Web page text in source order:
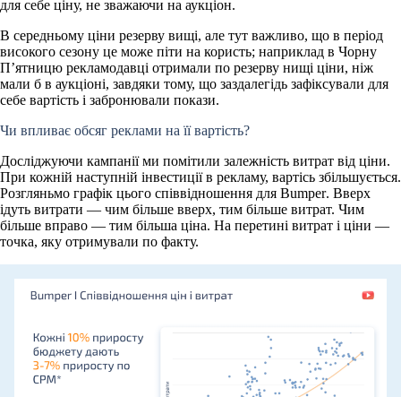
для себе ціну, не зважаючи на аукціон.
В середньому ціни резерву вищі, але тут важливо, що в період
високого сезону це може піти на користь; наприклад в Чорну
П’ятницю рекламодавці отримали по резерву нищі ціни, ніж
мали б в аукціоні, завдяки тому, що заздалегідь зафіксували для
себе вартість і забронювали покази.
Чи впливає обсяг реклами на її вартість?
Досліджуючи кампанії ми помітили залежність витрат від ціни.
При кожній наступній інвестиції в рекламу, вартісь збільшується.
Розгляньмо графік цього співвідношення для Bumper. Вверх
ідуть витрати — чим більше вверх, тим більше витрат. Чим
більше вправо — тим більша ціна. На перетині витрат і ціни —
точка, яку отримували по факту.